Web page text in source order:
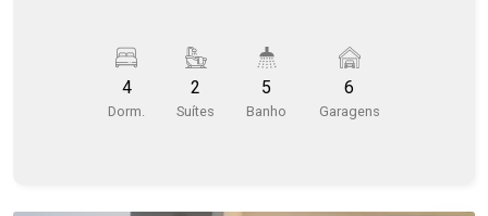
4
Dorm.
2
Suítes
5
Banho
6
Garagens